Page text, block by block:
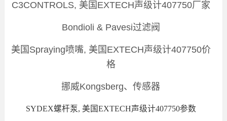
C3CONTROLS, 美国EXTECH声级计407750厂家
Bondioli & Pavesi过滤阀
美国Spraying喷嘴, 美国EXTECH声级计407750价
格
挪威Kongsberg、传感器
SYDEX螺杆泵, 美国EXTECH声级计407750参数